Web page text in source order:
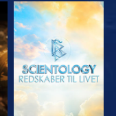
UDFORSK SERIEN